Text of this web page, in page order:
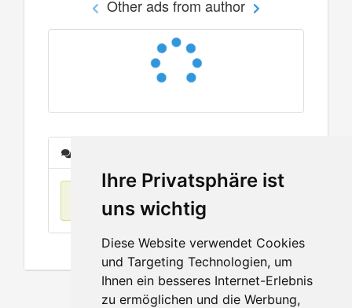
Ihre Privatsphäre ist
uns wichtig
Diese Website verwendet Cookies
und Targeting Technologien, um
Ihnen ein besseres Internet-Erlebnis
zu ermöglichen und die Werbung,
Other ads from author
No items found